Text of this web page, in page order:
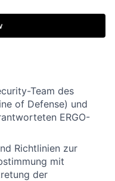
Team des
of Defense) und
ERGO-
Richtlinien zur
mit
der